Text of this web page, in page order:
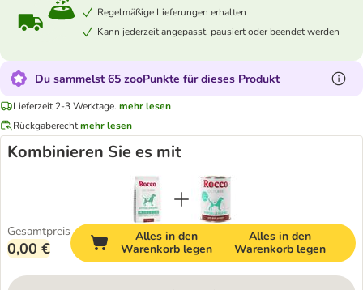
Regelmäßige Lieferungen erhalten
Kann jederzeit angepasst, pausiert oder beendet werden
Du sammelst 65 zooPunkte für dieses Produkt
Lieferzeit 2-3 Werktage. mehr lesen
Rückgaberechtmehr lesen
Kombinieren Sie es mit
Gesamtpreis
0,00 €
Alles in den
Warenkorb legen
Alles in den
Warenkorb legen